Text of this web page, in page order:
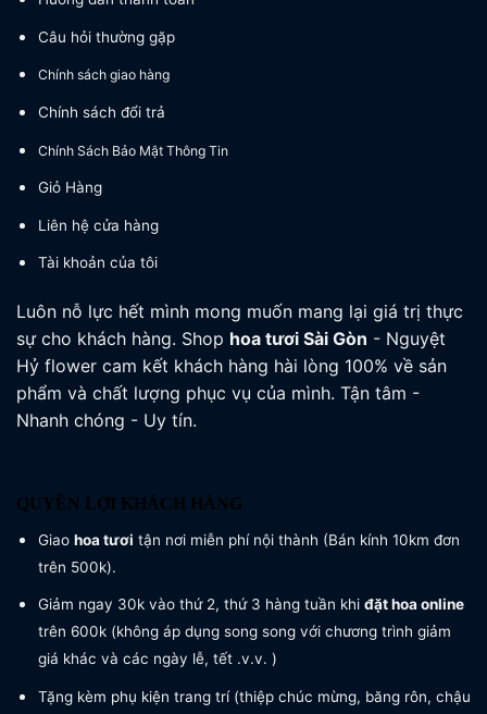
Câu hỏi thường gặp
Chính sách giao hàng
Chính sách đổi trả
Chính Sách Bảo Mật Thông Tin
Giỏ Hàng
Liên hệ cửa hàng
Tài khoản của tôi
Luôn nỗ lực hết mình mong muốn mang lại giá trị thực
sự cho khách hàng. Shop hoa tươi Sài Gòn - Nguyệt
Hỷ flower cam kết khách hàng hài lòng 100% về sản
phẩm và chất lượng phục vụ của mình. Tận tâm -
Nhanh chóng - Uy tín.
QUYỀN LỢI KHÁCH HÀNG
Giao hoa tươi tận nơi miễn phí nội thành (Bán kính 10km đơn
trên 500k).
Giảm ngay 30k vào thứ 2, thứ 3 hàng tuần khi đặt hoa online
trên 600k (không áp dụng song song với chương trình giảm
giá khác và các ngày lễ, tết .v.v. )
Tặng kèm phụ kiện trang trí (thiệp chúc mừng, băng rôn, chậu